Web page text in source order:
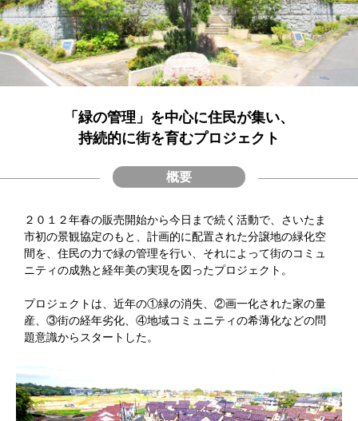
「緑の管理」を中心に住民が集い、
持続的に街を育むプロジェクト
概要
２０１２年春の販売開始から今日まで続く活動で、さいたま
市初の景観協定のもと、計画的に配置された分譲地の緑化空
間を、住民の力で緑の管理を行い、それによって街のコミュ
ニティの成熟と経年美の実現を図ったプロジェクト。
プロジェクトは、近年の①緑の消失、②画一化された家の量
産、③街の経年劣化、④地域コミュニティの希薄化などの問
題意識からスタートした。